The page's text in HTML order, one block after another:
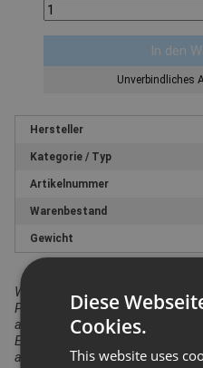
Unverbindliches
Hersteller
Kategorie / Typ
Artikelnummer
Warenbestand
Gewicht
Wir weisen darauf hin, dass in
Produktsicherheitsverordnung
ausschließlich für den
Ein Einsatz durch Verbraucher
auszuschließen.
Diese
Cookies.
This website uses